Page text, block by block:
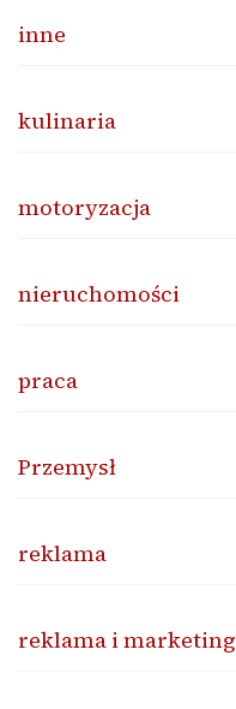
inne
kulinaria
motoryzacja
nieruchomości
praca
Przemysł
reklama
reklama i marketing